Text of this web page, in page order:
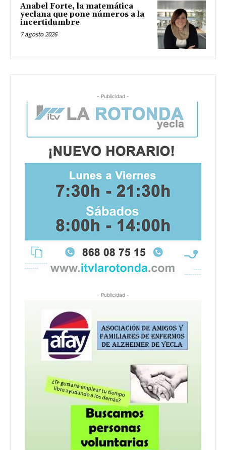
Anabel Forte, la matemática
yeclana que pone números a la
incertidumbre
7 agosto 2026
- Publicidad -
- Publicidad -